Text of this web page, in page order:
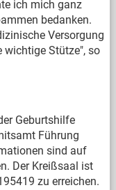
ich mich ganz
bedanken.
Versorgung
wichtige Stütze", so
Geburtshilfe
Führung
sind auf
Der Kreißsaal ist
zu erreichen.